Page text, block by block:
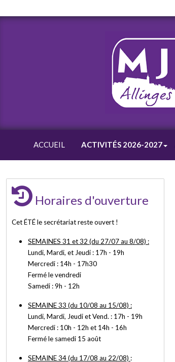
ACCUEIL ACTIVITÉS 2026-2027
Horaires d'ouverture
Cet ÉTÉ le secrétariat reste ouvert !
SEMAINES 31 et 32 (du 27/07 au 8/08) :
Lundi, Mardi, et Jeudi : 17h - 19h
Mercredi : 14h - 17h30
Fermé le vendredi
Samedi : 9h - 12h
SEMAINE 33 (du 10/08 au 15/08) :
Lundi, Mardi, Jeudi et Vend. : 17h - 19h
Mercredi : 10h - 12h et 14h - 16h
Fermé le samedi 15 août
SEMAINE 34 (du 17/08 au 22/08) :